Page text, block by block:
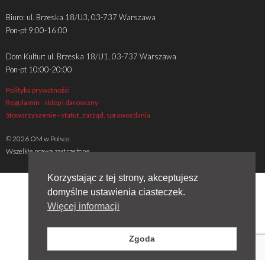
Biuro: ul. Brzeska 18/U3, 03-737 Warszawa
Pon-pt 9:00-16:00
Dom Kultur: ul. Brzeska 18/U1, 03-737 Warszawa
Pon-pt 10:00-20:00
Polityka prywatności
Regulamin - sklep i darowizny
Stowarzyszenie - statut, zarząd, sprawozdania
© 2026 OM w Polsce.
Wszelkie prawa zastrzeżone
Korzystając z tej strony, akceptujesz
domyślne ustawienia ciasteczek.
Więcej informacji
Zgoda